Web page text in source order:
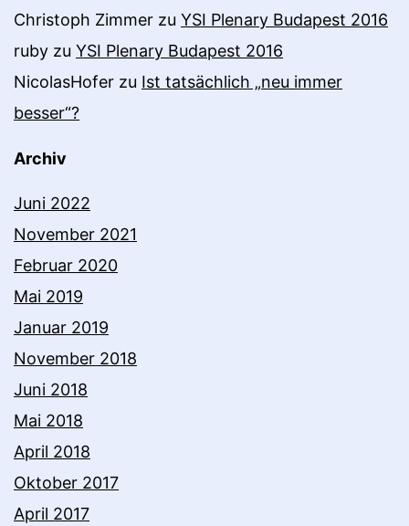
Christoph Zimmer zu YSI Plenary Budapest 2016
ruby zu YSI Plenary Budapest 2016
NicolasHofer zu Ist tatsächlich „neu immer
besser“?
Archiv
Juni 2022
November 2021
Februar 2020
Mai 2019
Januar 2019
November 2018
Juni 2018
Mai 2018
April 2018
Oktober 2017
April 2017